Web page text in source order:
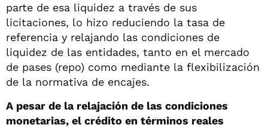
parte de esa liquidez a través de sus
licitaciones, lo hizo reduciendo la tasa de
referencia y relajando las condiciones de
liquidez de las entidades, tanto en el mercado
de pases (repo) como mediante la flexibilización
de la normativa de encajes.
A pesar de la relajación de las condiciones
monetarias, el crédito en términos reales